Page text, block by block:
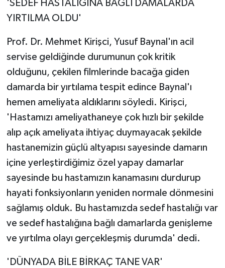
'SEDEF HASTALIĞINA BAĞLI DAMALARDA
YIRTILMA OLDU'
Prof. Dr. Mehmet Kirişci, Yusuf Baynal'ın acil
servise geldiğinde durumunun çok kritik
olduğunu, çekilen filmlerinde bacağa giden
damarda bir yırtılama tespit edince Baynal'ı
hemen ameliyata aldıklarını söyledi. Kirişci,
'Hastamızı ameliyathaneye çok hızlı bir şekilde
alıp açık ameliyata ihtiyaç duymayacak şekilde
hastanemizin güçlü altyapısı sayesinde damarın
içine yerleştirdiğimiz özel yapay damarlar
sayesinde bu hastamızın kanamasını durdurup
hayati fonksiyonların yeniden normale dönmesini
sağlamış olduk. Bu hastamızda sedef hastalığı var
ve sedef hastalığına bağlı damarlarda genişleme
ve yırtılma olayı gerçekleşmiş durumda' dedi.
'DÜNYADA BİLE BİRKAÇ TANE VAR'